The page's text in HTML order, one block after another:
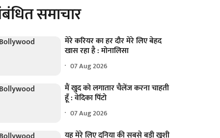
समाचार
मेरे करियर का हर दौर मेरे लिए बेहद
खास रहा है : मोनालिसा
07 Aug 2026
मैं खुद को लगातार चैलेंज करना चाहती
हूँ : वेदिका पिंटो
07 Aug 2026